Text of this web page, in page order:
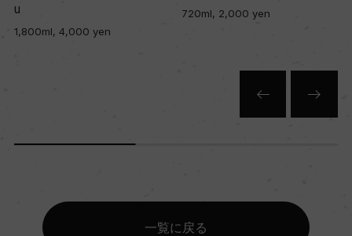
u
1,800ml, 4,000 yen
720ml, 2,000 yen
一覧に戻る